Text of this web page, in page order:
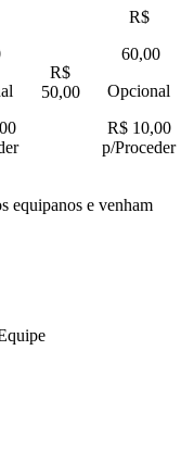
R$
50,00
R$
60,00
Opcional
R$ 10,00
p/Proceder
equipanos e venham